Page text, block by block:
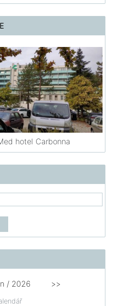
hotel Carbonna
/ 2026 >>